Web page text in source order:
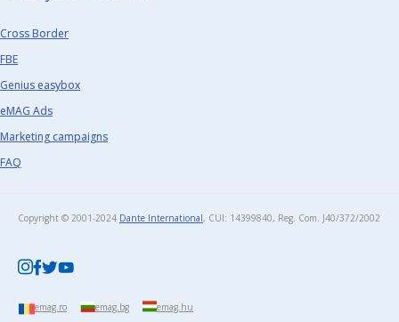
Cross Border
FBE
Genius easybox
eMAG Ads
Marketing campaigns
FAQ
Copyright © 2001-2024 Dante International, CUI: 14399840, Reg. Com. J40/372/2002​
emag.ro emag.bg emag.hu